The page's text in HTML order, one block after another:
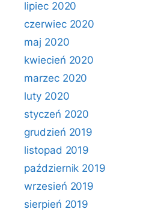
lipiec 2020
czerwiec 2020
maj 2020
kwiecień 2020
marzec 2020
luty 2020
styczeń 2020
grudzień 2019
listopad 2019
październik 2019
wrzesień 2019
sierpień 2019